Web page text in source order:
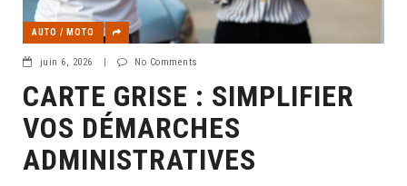
AUTO / MOTO
juin 6, 2026 No Comments
CARTE GRISE : SIMPLIFIER
VOS DÉMARCHES
ADMINISTRATIVES